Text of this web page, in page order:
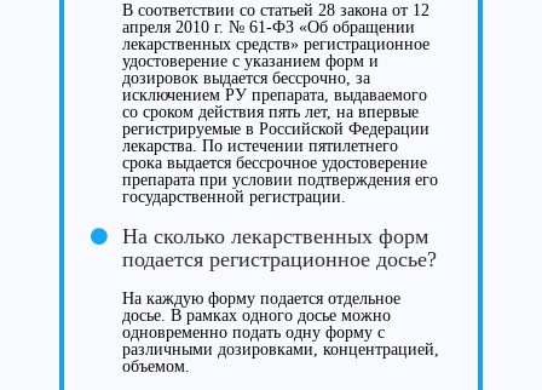
В соответствии со статьей 28 закона от 12
апреля 2010 г. № 61-ФЗ «Об обращении
лекарственных средств» регистрационное
удостоверение с указанием форм и
дозировок выдается бессрочно, за
исключением РУ препарата, выдаваемого
со сроком действия пять лет, на впервые
регистрируемые в Российской Федерации
лекарства. По истечении пятилетнего
срока выдается бессрочное удостоверение
препарата при условии подтверждения его
государственной регистрации.
На сколько лекарственных форм
подается регистрационное досье?
На каждую форму подается отдельное
досье. В рамках одного досье можно
одновременно подать одну форму с
различными дозировками, концентрацией,
объемом.